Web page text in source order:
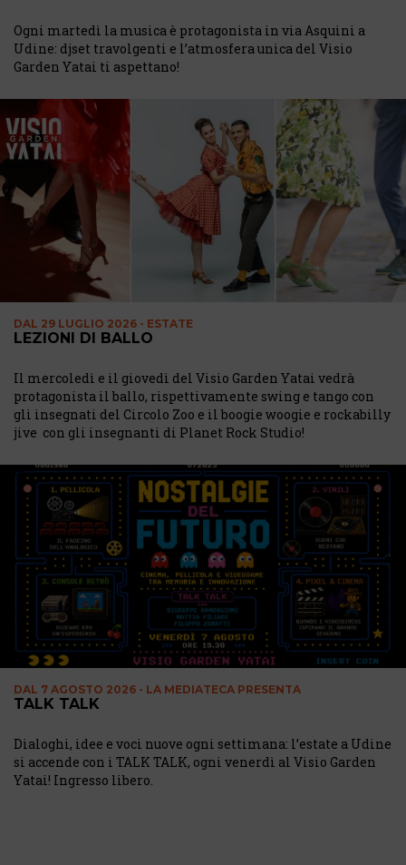
Ogni martedì la musica è protagonista in via Asquini a
Udine: djset travolgenti e l’atmosfera unica del Visio
Garden Yatai ti aspettano!
DAL 29 LUGLIO 2026 - ESTATE
LEZIONI DI BALLO
Il mercoledì e il giovedì del Visio Garden Yatai vedrà
protagonista il ballo, rispettivamente swing e tango con
gli insegnati del Circolo Zoo e il boogie woogie e rockabilly
jive con gli insegnanti di Planet Rock Studio!
DAL 7 AGOSTO 2026 - LA MEDIATECA PRESENTA
TALK TALK
Dialoghi, idee e voci nuove ogni settimana: l’estate a Udine
si accende con i TALK TALK, ogni venerdì al Visio Garden
Yatai! Ingresso libero.